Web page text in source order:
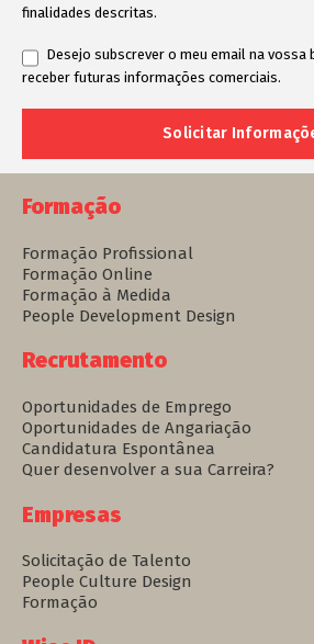
finalidades descritas.
Desejo subscrever o meu email na vossa
receber futuras informações comerciais.
Formação
Formação Profissional
Formação Online
Formação à Medida
People Development Design
Recrutamento
Oportunidades de Emprego
Oportunidades de Angariação
Candidatura Espontânea
Quer desenvolver a sua Carreira?
Empresas
Solicitação de Talento
People Culture Design
Formação